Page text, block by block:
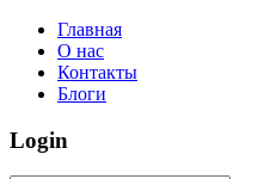
Главная
О нас
Контакты
Блоги
Login